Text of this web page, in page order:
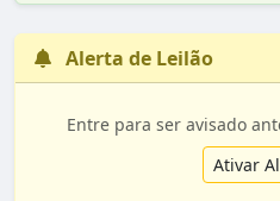
Alerta de Leilão
Entre para ser avisado
Ativar